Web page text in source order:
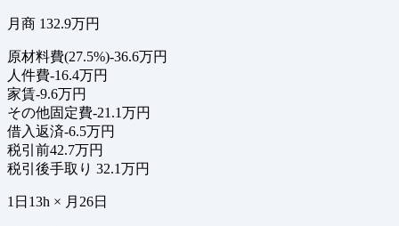
月商 132.9万円
原材料費(27.5%)-36.6万円
人件費-16.4万円
家賃-9.6万円
その他固定費-21.1万円
借入返済-6.5万円
税引前42.7万円
税引後手取り 32.1万円
1日13h × 月26日